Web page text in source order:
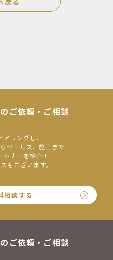
ご依頼・ご相談
リングし、
セールス、施工まで
トナーを紹介！
もございます。
相談する
ご依頼・ご相談